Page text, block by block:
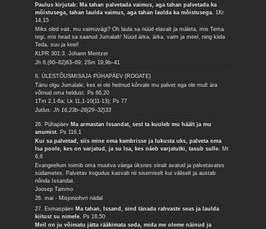
Paulus kirjutab: Ma tahan palvetada vaimus, aga tahan palvetada ka
mõistusega, tahan laulda vaimus, aga tahan laulda ka mõistusega.1Kr
14,15
Miks oled vait, mu vaimuvägi? Oh laula sa nüüd elavalt ja mäleta, mis Tema
tegi, mis head sa saanud Jumalalt! Nüüd ärka, ärka, vaim ja meel, ning kiida
Teda, suu ja keel!
KLPR 301:3. Johann Mentzer
Jh 6,(60–62)63–69; 2Sm 19,9b–41
6. ÜLESTÕUSMISAJA PÜHAPÄEV (ROGATE)
Tänu olgu Jumalale, kes ei ole heitnud kõrvale mu palvet ega ole mult ära
võtnud oma heldust. Ps 66,20
1Tm 2,1-6a; Lk 11,1-10(11-13); Ps 77
Jutlus: Jh 16,23b–28(29–32)33
26. Pühapäev Ma armastan Issandat, sest ta kuuleb mu häält ja mu
anumist. Ps 116,1
Kui sa palvetad, siis mine oma kambrisse ja lukusta uks, palveta oma
Isa poole, kes on varjatud, ja su Isa, kes näeb varjatutki, tasub sulle. Mt
6,6
Evangeelium toimib oma muutva väega üksnes siiralt avatud ja palvetavates
südametes. Palvetav kogudus kasvab nii sisemiselt kui väliselt ja austab
nõnda Issandat.
Joosep Tammo
26. mai - Misjoniohvri nädal
27. Esmaspäev Ma tahan, Issand, sind tänada rahvaste seas ja laulda
kiitust su nimele. Ps 18,50
Meil on ju võimatu jätta rääkimata seda, mida me oleme näinud ja